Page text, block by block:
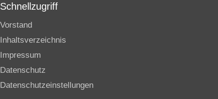
Schnellzugriff
Vorstand
Inhaltsverzeichnis
Impressum
Datenschutz
Datenschutzeinstellungen